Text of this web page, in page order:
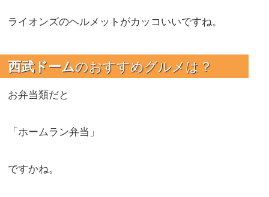
ライオンズのヘルメットがカッコいいですね。
西武ドームのおすすめグルメは？
お弁当類だと
「ホームラン弁当」
ですかね。